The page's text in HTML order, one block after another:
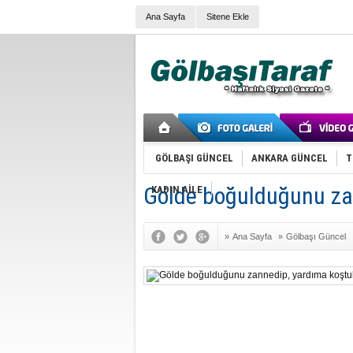
Ana Sayfa Sitene Ekle
GÖLBAŞI GÜNCEL ANKARA GÜNCEL
KADIN AİLE
Gölde boğulduğunu
» Ana Sayfa » Gölbaşı Güncel